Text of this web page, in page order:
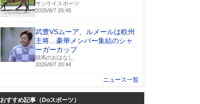
サンケイスポーツ
2026/8/7 20:45
武豊VSムーア、ルメールは欧州
主将…豪華メンバー集結のシャ
ーガーカップ
競馬のおはなし
2026/8/7 20:44
ニュース一覧
おすすめ記事（Doスポーツ）